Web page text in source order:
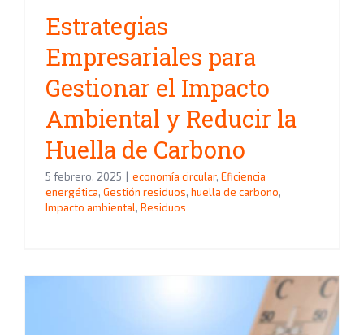
Estrategias
Empresariales para
Gestionar el Impacto
Ambiental y Reducir la
Huella de Carbono
5 febrero, 2025 economía circular, Eficiencia
energética, Gestión residuos, huella de carbono,
Impacto ambiental, Residuos